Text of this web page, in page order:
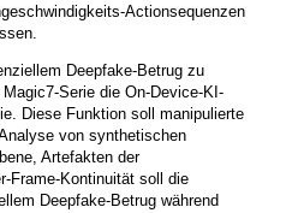
Actionsequenzen
Deepfake-Betrug zu
Serie die On-Device-KI-
Diese Funktion soll manipulierte
von synthetischen
Artefakten der
Frame-Kontinuität soll die
Deepfake-Betrug während